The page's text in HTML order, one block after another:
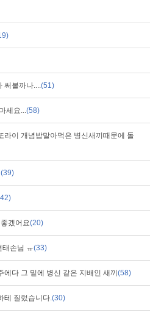
써볼까나....(51)
세요...(58)
라이 개념밥말아먹은 병신새끼때문에 돌
(39)
겠어요(20)
태손님 ㅠ(33)
에다 그 밑에 병신 같은 지배인 새끼 (58)
테 질렀습니다.(30)